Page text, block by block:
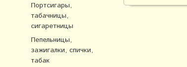
Портсигары,
табачницы,
сигаретницы
Пепельницы,
зажигалки, спички,
табак